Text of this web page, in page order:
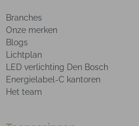
Branches
Onze merken
Blogs
Lichtplan
LED verlichting Den Bosch
Energielabel-C kantoren
Het team